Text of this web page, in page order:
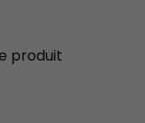
produit